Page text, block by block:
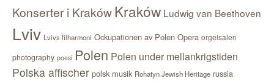
Konserter i KrakówKraków Ludwig van Beethoven
Lviv Lvivs filharmoni Ockupationen av Polen Opera orgelsalen
photography poesi Polen Polen under mellankrigstiden
Polska affischer polsk musik Rohatyn Jewish Heritage russia